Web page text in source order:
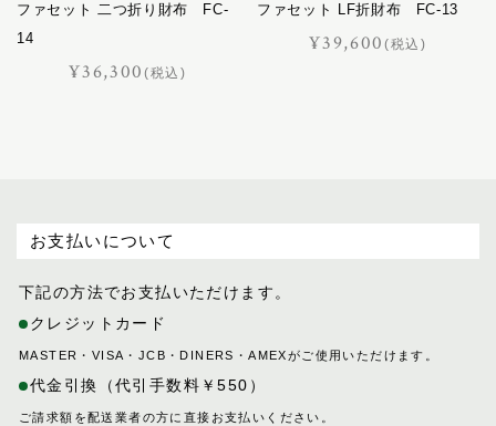
ファセット 二つ折り財布 FC-
14
¥36,300(税込)
ファセット LF折財布 FC-13
¥39,600(税込)
パスチャー
ハーネス
ピルエット
ファセット
フェル
プランス
フリージアン
ブルトン
お支払いについて
下記の方法でお支払いただけます。
クレジットカード
MASTER・VISA・JCB・DINERS・AMEXがご使用いただけます。
代金引換（代引手数料￥550）
ご請求額を配送業者の方に直接お支払いください。